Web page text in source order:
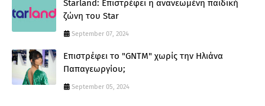
Starland: Επιστρέφει η ανανεωμένη παιδική
ζώνη του Star
September 07, 2024
Επιστρέφει το "GNTM" χωρίς την Ηλιάνα
Παπαγεωργίου;
September 05, 2024